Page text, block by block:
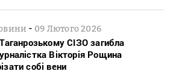
- 09 Лютого 2026
СІЗО загибла
Вікторія Рощина
собі вени